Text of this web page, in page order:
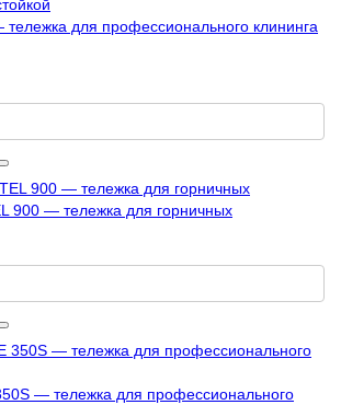
для профессионального клининга
900 — тележка для горничных
— тележка для профессионального